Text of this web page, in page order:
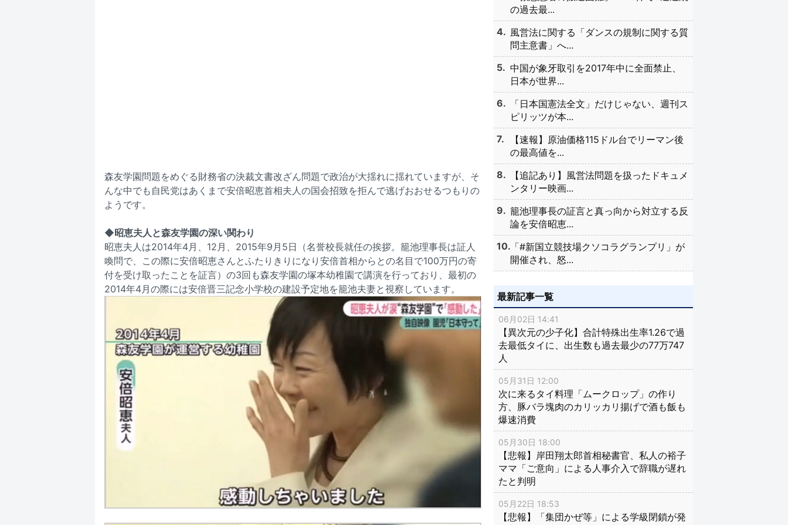
森友学園問題をめぐる財務省の決裁文書改ざん問題で政治が大揺れに揺れていますが、そ
んな中でも自民党はあくまで安倍昭恵首相夫人の国会招致を拒んで逃げおおせるつもりの
ようです。
◆昭恵夫人と森友学園の深い関わり
昭恵夫人は2014年4月、12月、2015年9月5日（名誉校長就任の挨拶。籠池理事長は証人
喚問で、この際に安倍昭恵さんとふたりきりになり安倍首相からとの名目で100万円の寄
付を受け取ったことを証言）の3回も森友学園の塚本幼稚園で講演を行っており、最初の
2014年4月の際には安倍晋三記念小学校の建設予定地を籠池夫妻と視察しています。
の過去最...
風営法に関する「ダンスの規制に関する質
問主意書」へ...
中国が象牙取引を2017年中に全面禁止、
日本が世界...
「日本国憲法全文」だけじゃない、週刊ス
ピリッツが本...
【速報】原油価格115ドル台でリーマン後
の最高値を...
【追記あり】風営法問題を扱ったドキュメ
ンタリー映画...
籠池理事長の証言と真っ向から対立する反
論を安倍昭恵...
「#新国立競技場クソコラグランプリ」が
開催され、怒...
最新記事一覧
06月02日 14:41
【異次元の少子化】合計特殊出生率1.26で過
去最低タイに、出生数も過去最少の77万747
人
05月31日 12:00
次に来るタイ料理「ムークロップ」の作り
方、豚バラ塊肉のカリッカリ揚げで酒も飯も
爆速消費
05月30日 18:00
【悲報】岸田翔太郎首相秘書官、私人の裕子
ママ「ご意向」による人事介入で辞職が遅れ
たと判明
05月22日 18:53
【悲報】「集団かぜ等」による学級閉鎖が発